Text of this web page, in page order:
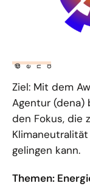
© dena
Ziel: Mit dem
Agentur (dena)
den Fokus, die
gelingen kann.
Themen: